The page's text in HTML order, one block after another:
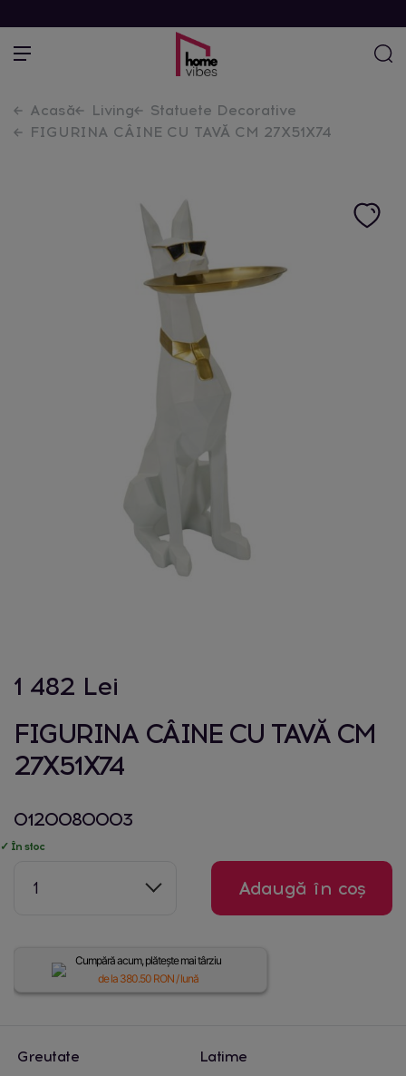
Acasă Living
Statuete Decorative
FIGURINA CÂINE CU TAVĂ CM 27X51X74
1 482 Lei
FIGURINA CÂINE CU TAVĂ CM
27X51X74
0120080003
✓ În stoc
1 Adaugă în coș
Cumpără acum, plătește mai târziu
de la 380.50RON / lună
Greutate
Latime